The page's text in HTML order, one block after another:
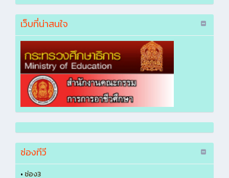
เว็บที่น่าสนใจ
ช่องทีวี
• ช่อง3